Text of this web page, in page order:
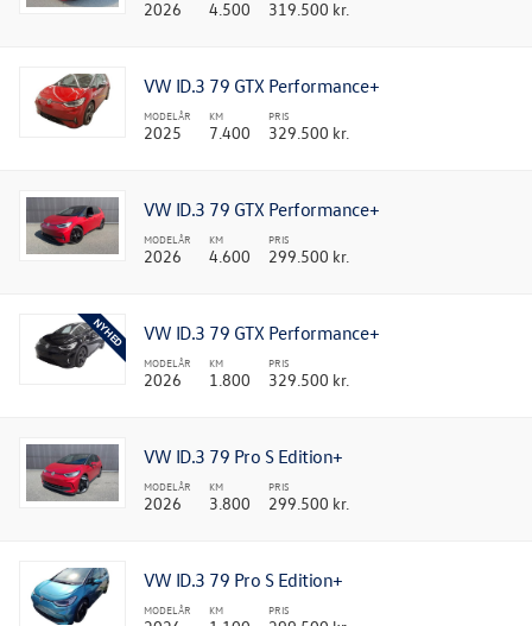
2026 4.500 319.500 kr.
VW ID.3 79 GTX Performance+
MODELÅR
2025
KM
7.400
PRIS
329.500 kr.
VW ID.3 79 GTX Performance+
MODELÅR
2026
KM
4.600
PRIS
299.500 kr.
VW ID.3 79 GTX Performance+
MODELÅR
2026
KM
1.800
PRIS
329.500 kr.
VW ID.3 79 Pro S Edition+
MODELÅR
2026
KM
3.800
PRIS
299.500 kr.
VW ID.3 79 Pro S Edition+
MODELÅR KM PRIS